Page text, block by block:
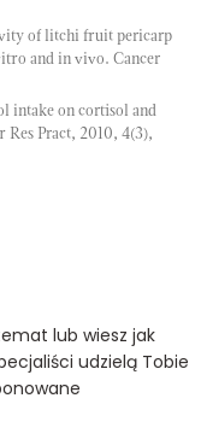
of litchi fruit pericarp
and in vivo. Cancer
intake on cortisol and
Pract, 2010, 4(3),
lub wiesz jak
udzielą Tobie